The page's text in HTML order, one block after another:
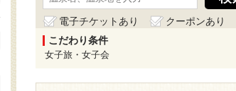
電子チケットあり クーポンあり
こだわり条件
女子旅・女子会